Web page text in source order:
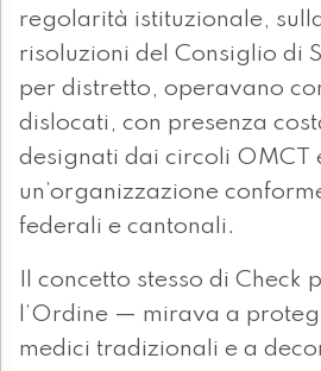
regolarità istituzionale,
risoluzioni del Consiglio di
per distretto, operavano
dislocati, con presenza
designati dai circoli OMCT
un’organizzazione
federali e cantonali.
Il concetto stesso di Check
l’Ordine — mirava a
medici tradizionali e a